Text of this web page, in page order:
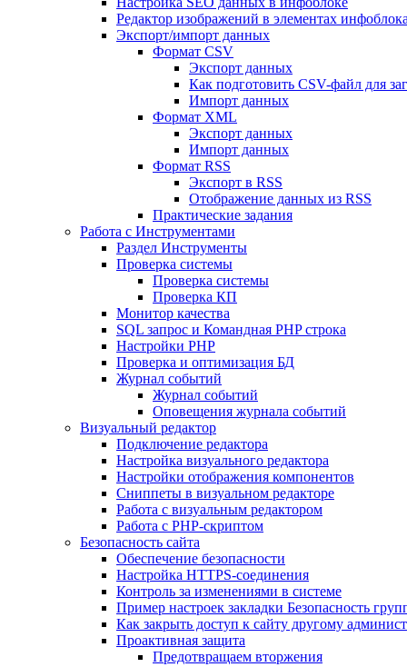
Редактор изображений в элементах инфоблока
Экспорт/импорт данных
Формат CSV
Экспорт данных
Как подготовить CSV-файл для
Импорт данных
Формат XML
Экспорт данных
Импорт данных
Формат RSS
Экспорт в RSS
Отображение данных из RSS
Практические задания
Работа с Инструментами
Раздел Инструменты
Проверка системы
Проверка системы
Проверка КП
Монитор качества
SQL запрос и Командная PHP строка
Настройки PHP
Проверка и оптимизация БД
Журнал событий
Журнал событий
Оповещения журнала событий
Визуальный редактор
Подключение редактора
Настройка визуального редактора
Настройки отображения компонентов
Сниппеты в визуальном редакторе
Работа с визуальным редактором
Работа с PHP-скриптом
Безопасность сайта
Обеспечение безопасности
Настройка HTTPS-соединения
Контроль за изменениями в системе
Пример настроек закладки Безопасность
Как закрыть доступ к сайту другому
Проактивная защита
Предотвращаем вторжения